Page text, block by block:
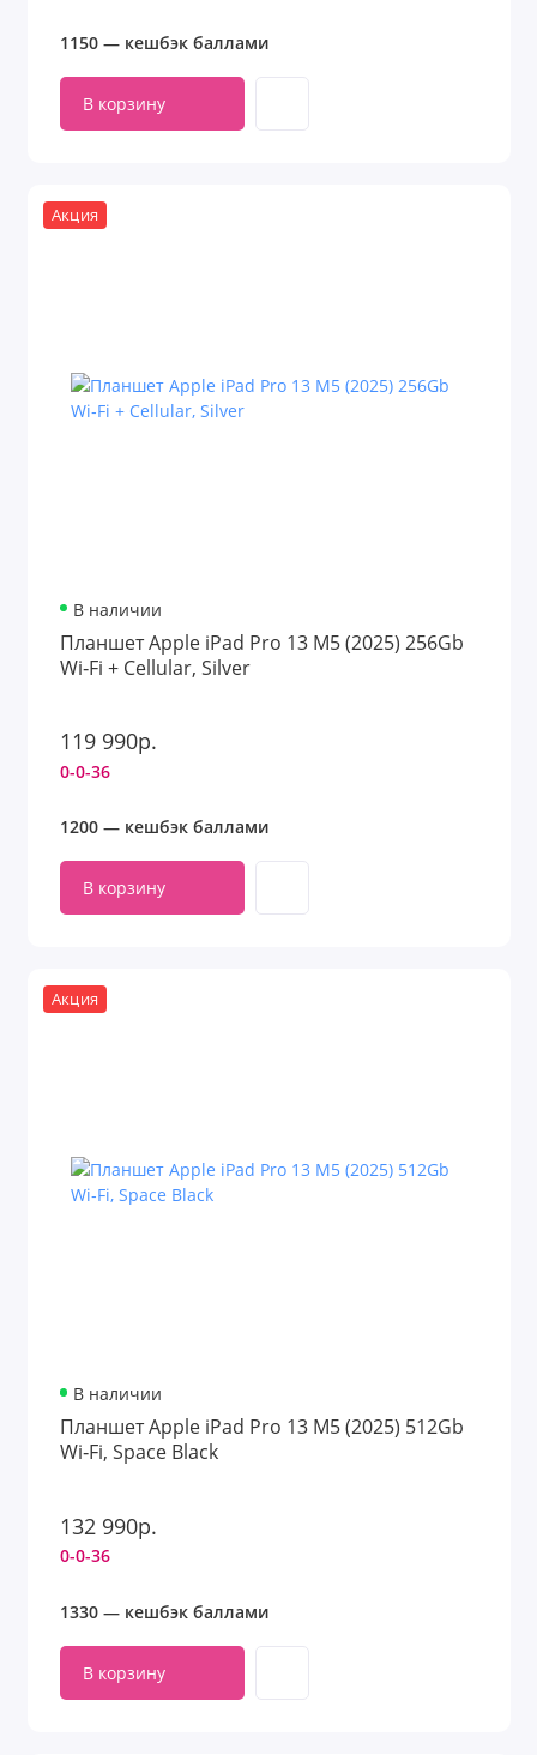
1150 — кешбэк баллами
В корзину
Акция
В наличии
Планшет Apple iPad Pro 13 M5 (2025) 256Gb
Wi‑Fi + Cellular, Silver
119 990р.
0-0-36
1200 — кешбэк баллами
В корзину
Акция
В наличии
Планшет Apple iPad Pro 13 M5 (2025) 512Gb
Wi‑Fi, Space Black
132 990р.
0-0-36
1330 — кешбэк баллами
В корзину